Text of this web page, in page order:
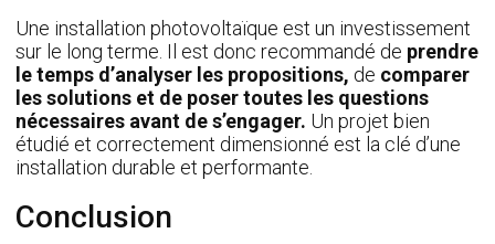
Une installation photovoltaïque est un investissement
sur le long terme. Il est donc recommandé de prendre
le temps d’analyser les propositions, de comparer
les solutions et de poser toutes les questions
nécessaires avant de s’engager. Un projet bien
étudié et correctement dimensionné est la clé d’une
installation durable et performante.
Conclusion